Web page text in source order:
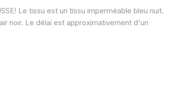
Le tissu est un tissu imperméable bleu nuit.
noir. Le délai est approximativement d'un